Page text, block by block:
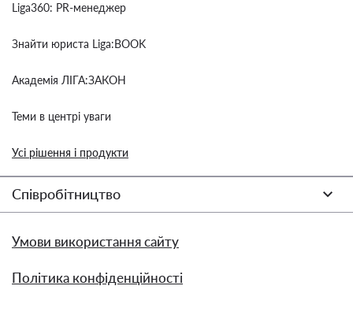
Liga360: PR-менеджер
Знайти юриста Liga:BOOK
Академія ЛІГА:ЗАКОН
Теми в центрі уваги
Усі рішення і продукти
Співробітництво
Умови використання сайту
Політика конфіденційності